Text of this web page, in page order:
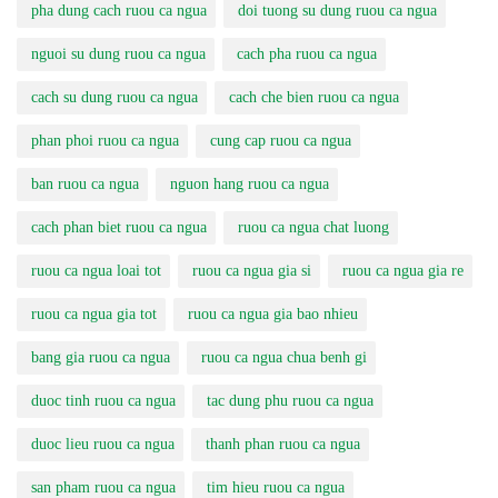
pha dung cach ruou ca ngua doi tuong su dung ruou ca ngua
nguoi su dung ruou ca ngua cach pha ruou ca ngua
cach su dung ruou ca ngua cach che bien ruou ca ngua
phan phoi ruou ca ngua cung cap ruou ca ngua
ban ruou ca ngua nguon hang ruou ca ngua
cach phan biet ruou ca ngua ruou ca ngua chat luong
ruou ca ngua loai tot ruou ca ngua gia si ruou ca ngua gia re
ruou ca ngua gia tot ruou ca ngua gia bao nhieu
bang gia ruou ca ngua ruou ca ngua chua benh gi
duoc tinh ruou ca ngua tac dung phu ruou ca ngua
duoc lieu ruou ca ngua thanh phan ruou ca ngua
san pham ruou ca ngua tim hieu ruou ca ngua